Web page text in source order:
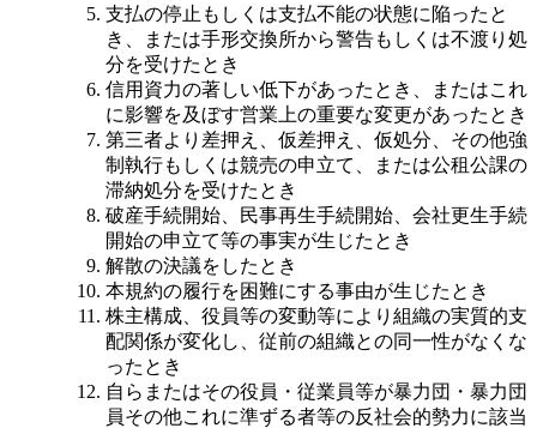
支払の停止もしくは支払不能の状態に陥ったと
き、または手形交換所から警告もしくは不渡り処
分を受けたとき
信用資力の著しい低下があったとき、またはこれ
に影響を及ぼす営業上の重要な変更があったとき
第三者より差押え、仮差押え、仮処分、その他強
制執行もしくは競売の申立て、または公租公課の
滞納処分を受けたとき
破産手続開始、民事再生手続開始、会社更生手続
開始の申立て等の事実が生じたとき
解散の決議をしたとき
本規約の履行を困難にする事由が生じたとき
株主構成、役員等の変動等により組織の実質的支
配関係が変化し、従前の組織との同一性がなくな
ったとき
自らまたはその役員・従業員等が暴力団・暴力団
員その他これに準ずる者等の反社会的勢力に該当